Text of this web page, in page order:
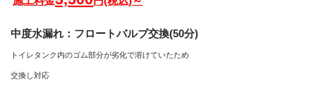
中度水漏れ：フロートバルブ交換(50分)
トイレタンク内のゴム部分が劣化で溶けていたため
交換し対応